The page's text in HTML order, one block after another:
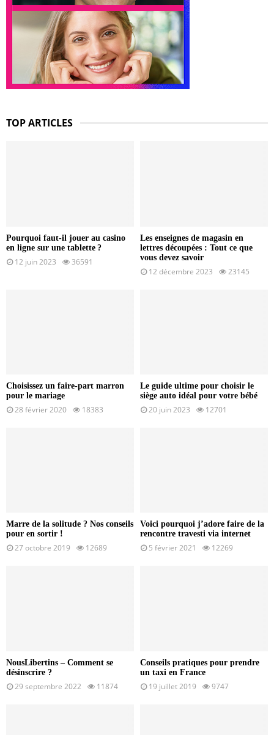
TOP ARTICLES
Pourquoi faut-il jouer au casino
en ligne sur une tablette ?
12 juin 2023 36591
Les enseignes de magasin en
lettres découpées : Tout ce que
vous devez savoir
12 décembre 2023 23145
Choisissez un faire-part marron
pour le mariage
28 février 2020 18383
Le guide ultime pour choisir le
siège auto idéal pour votre bébé
20 juin 2023 12701
Marre de la solitude ? Nos conseils
pour en sortir !
27 octobre 2019 12689
Voici pourquoi j’adore faire de la
rencontre travesti via internet
5 février 2021 12269
NousLibertins – Comment se
désinscrire ?
29 septembre 2022 11874
Conseils pratiques pour prendre
un taxi en France
19 juillet 2019 9747